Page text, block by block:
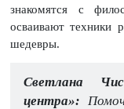
знакомятся с
осваивают техники
шедевры.
Светлана
центра»: